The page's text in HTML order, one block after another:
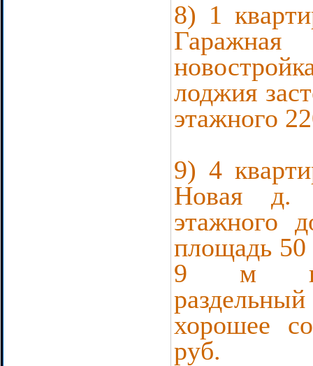
8) 1
лоджия
этажного
9) 4
Новая
этажного
площадь
9 м
хорошее
руб.